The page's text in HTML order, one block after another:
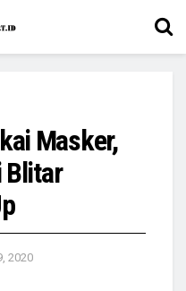
Masker,
Blitar
2020